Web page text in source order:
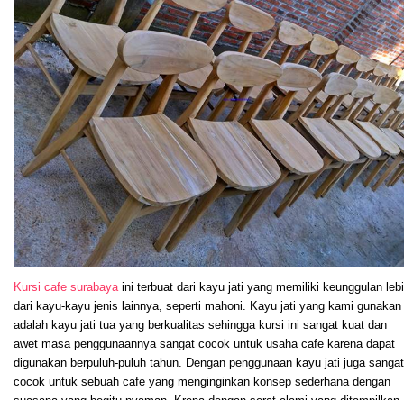
Kursi cafe surabaya ini terbuat dari kayu jati yang memiliki keunggulan
dari kayu-kayu jenis lainnya, seperti mahoni. Kayu jati yang kami gunakan
adalah kayu jati tua yang berkualitas sehingga kursi ini sangat kuat dan
awet masa penggunaannya sangat cocok untuk usaha cafe karena dapat
digunakan berpuluh-puluh tahun. Dengan penggunaan kayu jati juga sangat
cocok untuk sebuah cafe yang menginginkan konsep sederhana dengan